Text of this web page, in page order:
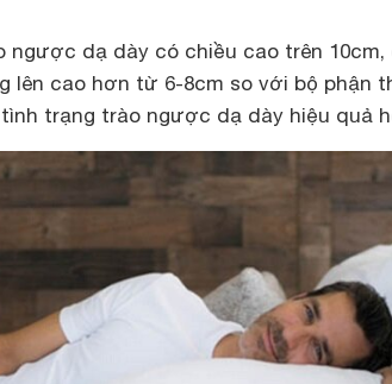
ngược dạ dày có chiều cao trên 10cm,
lên cao hơn từ 6-8cm so với bộ phận
trạng trào ngược dạ dày hiệu quả